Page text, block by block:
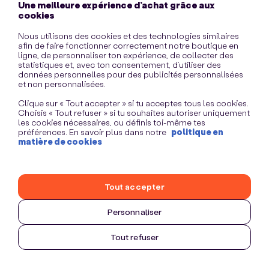
Une meilleure expérience d’achat grâce aux
cookies
Nous utilisons des cookies et des technologies similaires
afin de faire fonctionner correctement notre boutique en
ligne, de personnaliser ton expérience, de collecter des
statistiques et, avec ton consentement, d’utiliser des
données personnelles pour des publicités personnalisées
et non personnalisées.
Clique sur « Tout accepter » si tu acceptes tous les cookies.
Choisis « Tout refuser » si tu souhaites autoriser uniquement
les cookies nécessaires, ou définis toi-même tes
préférences. En savoir plus dans notre politique en
matière de cookies
Personnaliser
Tout refuser
Tout accepter